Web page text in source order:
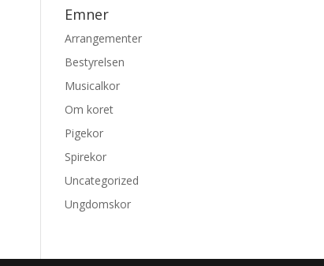
Emner
Arrangementer
Bestyrelsen
Musicalkor
Om koret
Pigekor
Spirekor
Uncategorized
Ungdomskor